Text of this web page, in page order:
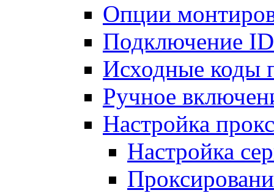
Опции
Подключение
Исходные коды
Ручное
Настройка
Настройка